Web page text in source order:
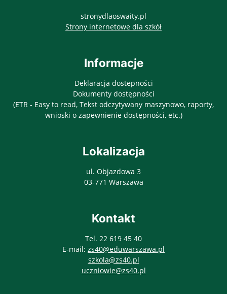
stronydlaoswaity.pl
Strony internetowe dla szkółotwiera się w
Informacje
Deklaracja dostepności
Dokumenty dostępności
(ETR - Easy to read, Tekst odczytywany maszynowo, raporty,
wnioski o zapewnienie dostępności, etc.)
Lokalizacja
ul. Objazdowa 3
03-771 Warszawa
Kontakt
Tel. 22 619 45 40
E-mail: zs40@eduwarszawa.pl
szkola@zs40.pl
uczniowie@zs40.pl